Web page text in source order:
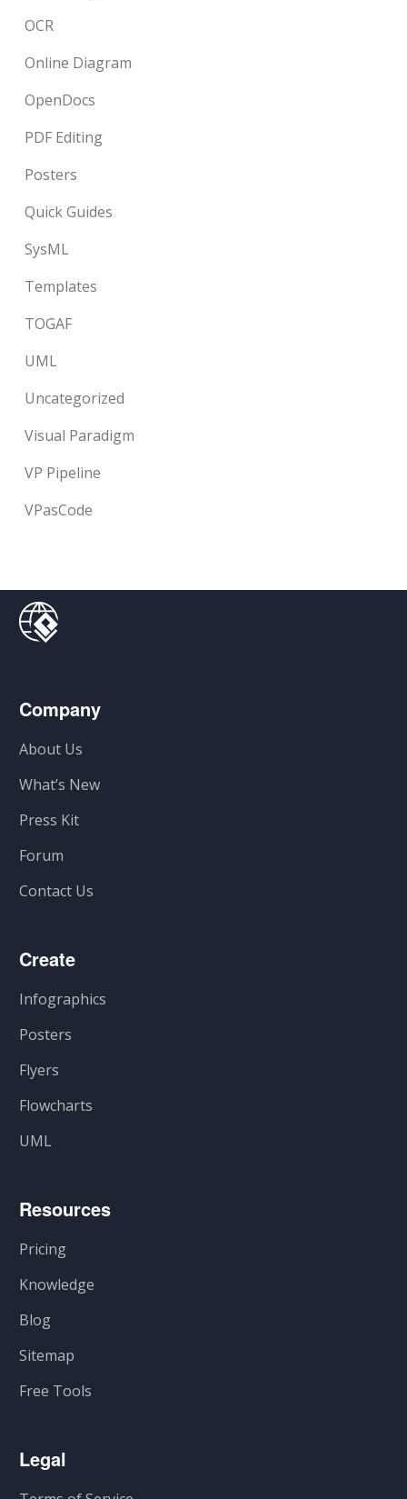
OCR
Online Diagram
OpenDocs
PDF Editing
Posters
Quick Guides
SysML
Templates
TOGAF
UML
Uncategorized
Visual Paradigm
VP Pipeline
VPasCode
Company
About Us
What’s New
Press Kit
Forum
Contact Us
Create
Infographics
Posters
Flyers
Flowcharts
UML
Resources
Pricing
Knowledge
Blog
Sitemap
Free Tools
Legal